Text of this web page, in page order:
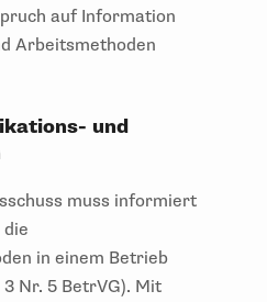
auf Information
Arbeitsmethoden
und
muss informiert
in einem Betrieb
Nr. 5 BetrVG). Mit